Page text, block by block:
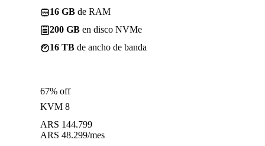
16 GB de RAM
200 GB en disco NVMe
16 TB de ancho de banda
67% off
KVM 8
ARS 144.799
ARS 48.299/mes